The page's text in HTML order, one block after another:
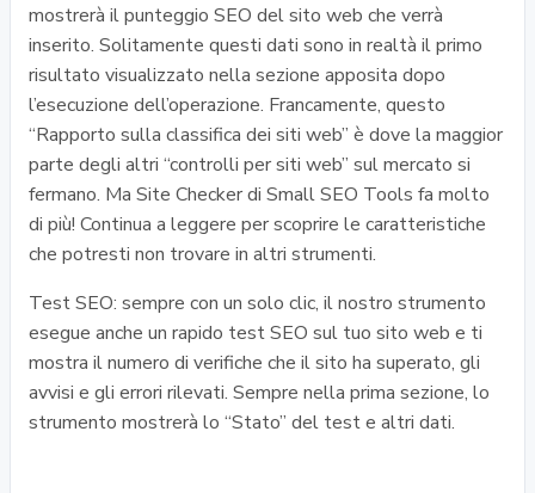
mostrerà il punteggio SEO del sito web che verrà
inserito. Solitamente questi dati sono in realtà il primo
risultato visualizzato nella sezione apposita dopo
l’esecuzione dell’operazione. Francamente, questo
“Rapporto sulla classifica dei siti web” è dove la maggior
parte degli altri “controlli per siti web” sul mercato si
fermano. Ma Site Checker di Small SEO Tools fa molto
di più! Continua a leggere per scoprire le caratteristiche
che potresti non trovare in altri strumenti.
Test SEO: sempre con un solo clic, il nostro strumento
esegue anche un rapido test SEO sul tuo sito web e ti
mostra il numero di verifiche che il sito ha superato, gli
avvisi e gli errori rilevati. Sempre nella prima sezione, lo
strumento mostrerà lo “Stato” del test e altri dati.